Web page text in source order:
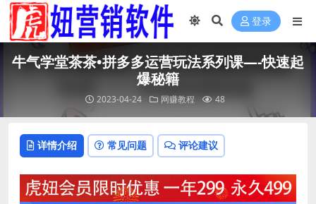
登录
牛气学堂茶茶•拼多多运营玩法系列课—-快速起
爆秘籍
2023-04-24 网赚教程 48
详情介绍 常见问题 评论建议